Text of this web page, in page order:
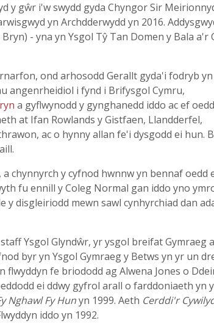
y gŵr i'w swydd gyda Chyngor Sir
yn Archdderwydd yn 2016.
- yna yn Ysgol Tŷ Tan Domen y Bala a'r
ond arhosodd Gerallt gyda'i fodryb
angenrheidiol i fynd i Brifysgol Cymru,
a gyflwynodd y gynghanedd iddo ac ef
at Ifan Rowlands y Gistfaen, Llandderfel,
ac o hynny allan fe'i dysgodd ei hun.
chynnyrch y cyfnod hwnnw yn bennaf oedd
fu ennill y Coleg Normal gan iddo yno
y disgleiriodd mewn sawl cynhyrchiad dan
Ysgol Glyndŵr, yr ysgol breifat Gymraeg a
byr yn Ysgol Gymraeg y Betws yn yr un
flwyddyn fe briododd ag Alwena Jones o
ei ddwy gyfrol arall o farddoniaeth yn
Nghawl Fy Hunyn 1999. Aeth Cerddi'r
iddo yn 1992.